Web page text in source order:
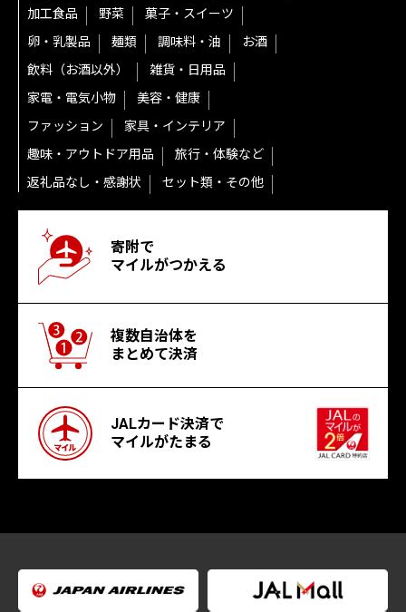
加工食品
野菜
菓子・スイーツ
卵・乳製品
麺類 調味料・油
お酒
飲料（お酒以外）
雑貨・日用品
家電・電気小物
美容・健康
ファッション
家具・インテリア
趣味・アウトドア用品
旅行・体験など
返礼品なし・感謝状
セット類・その他
寄附で
マイルがつかえる
複数自治体を
まとめて決済
JALカード決済で
マイルがたまる